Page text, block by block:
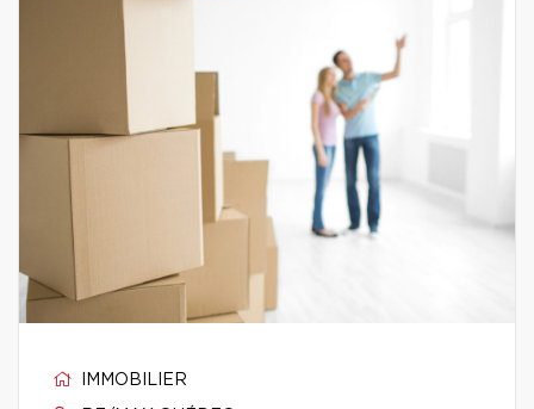
IMMOBILIER